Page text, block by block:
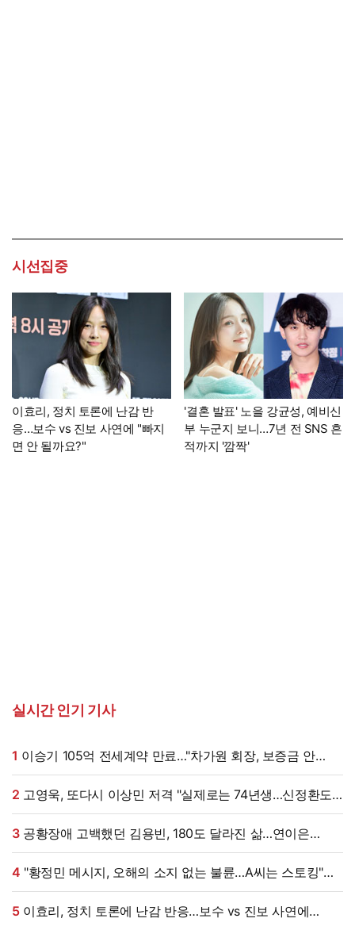
시선집중
이효리, 정치 토론에 난감 반
응…보수 vs 진보 사연에 "빠지
면 안 될까요?"
'결혼 발표' 노을 강균성, 예비신
부 누군지 보니…7년 전 SNS 흔
적까지 '깜짝'
실시간 인기 기사
1
주면 법적 조치"
2
나중에 알고 욕해"
3공황장애 고백했던 김용빈, 180도 달라진 삶…연이은
겹경사
4
현직 변호사 해석 [엑's 이슈]
5이효리, 정치 토론에 난감 반응…보수 vs 진보 사연에